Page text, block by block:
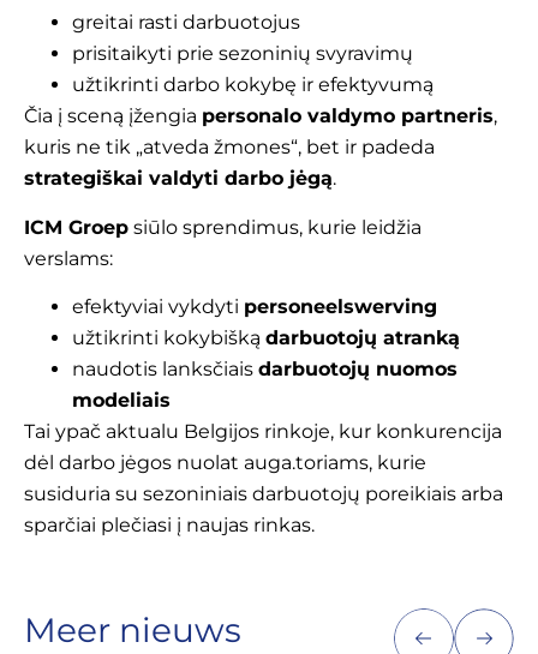
greitai rasti darbuotojus
prisitaikyti prie sezoninių svyravimų
užtikrinti darbo kokybę ir efektyvumą
Čia į sceną įžengia personalo valdymo partneris,
kuris ne tik „atveda žmones“, bet ir padeda
strategiškai valdyti darbo jėgą.
ICM Groep siūlo sprendimus, kurie leidžia
verslams:
efektyviai vykdyti personeelswerving
užtikrinti kokybišką darbuotojų atranką
naudotis lanksčiais darbuotojų nuomos
modeliais
Tai ypač aktualu Belgijos rinkoje, kur konkurencija
dėl darbo jėgos nuolat auga.toriams, kurie
susiduria su sezoniniais darbuotojų poreikiais arba
sparčiai plečiasi į naujas rinkas.
Meer nieuws